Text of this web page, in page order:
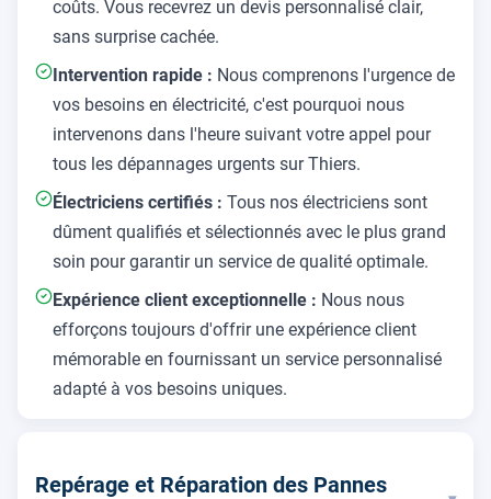
coûts. Vous recevrez un devis personnalisé clair,
sans surprise cachée.
Intervention rapide : Nous comprenons l'urgence de
vos besoins en électricité, c'est pourquoi nous
intervenons dans l'heure suivant votre appel pour
tous les dépannages urgents sur Thiers.
Électriciens certifiés : Tous nos électriciens sont
dûment qualifiés et sélectionnés avec le plus grand
soin pour garantir un service de qualité optimale.
Expérience client exceptionnelle : Nous nous
efforçons toujours d'offrir une expérience client
mémorable en fournissant un service personnalisé
adapté à vos besoins uniques.
Repérage et Réparation des Pannes